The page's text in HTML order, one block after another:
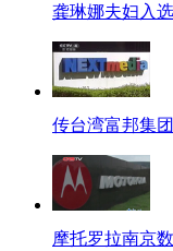
龚琳娜夫妇入
传台湾富邦集
摩托罗拉南京